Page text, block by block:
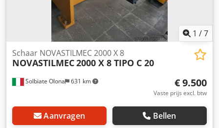
1 /7
Solbiate Olona 631 km
Schaar NOVASTILMEC 2000 X 8
NOVASTILMEC2000 X 8 TIPO C 20
€ 9.500
Vaste prijs excl. btw
Aanvragen Bellen